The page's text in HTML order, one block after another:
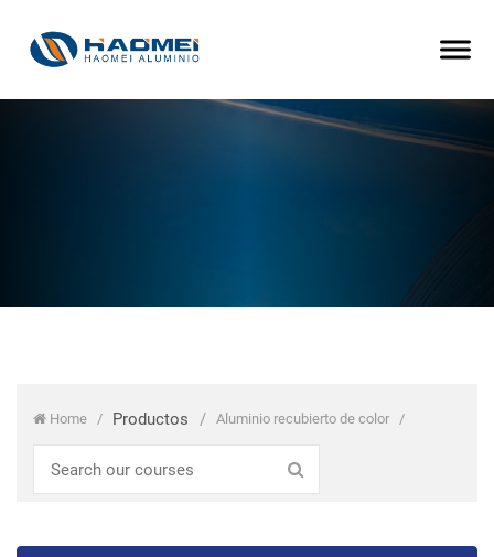
Home / Productos / Aluminio recubierto de color /